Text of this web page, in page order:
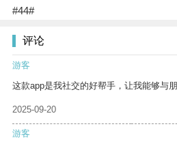
#44#
评论
游客
这款app是我社交的好帮手，让我能够与
2025-09-20
游客